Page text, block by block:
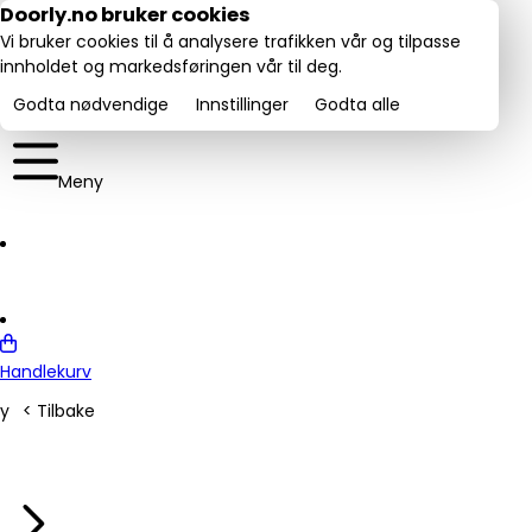
Utmerket:
4.6/5
Meny
Handlekurv
< Tilbake
Doorly.no bruker cookies
Vi bruker cookies til å analysere trafikken vår og tilpasse
innholdet og markedsføringen vår til deg.
Godta nødvendige
Innstillinger Godta alle